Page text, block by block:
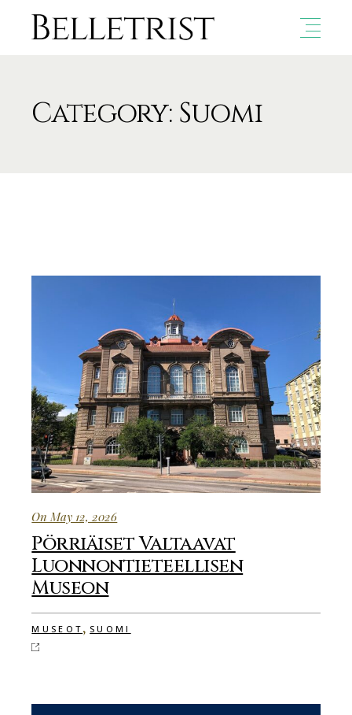
Category: Suomi
On May 12, 2026
Pörriäiset Valtaavat
Luonnontieteellisen
Museon
MUSEOT , SUOMI